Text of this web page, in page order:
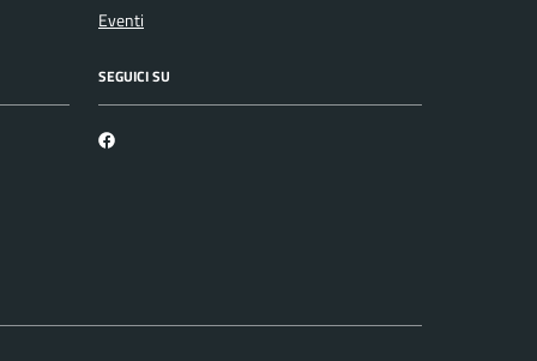
Eventi
SEGUICI SU
Facebook